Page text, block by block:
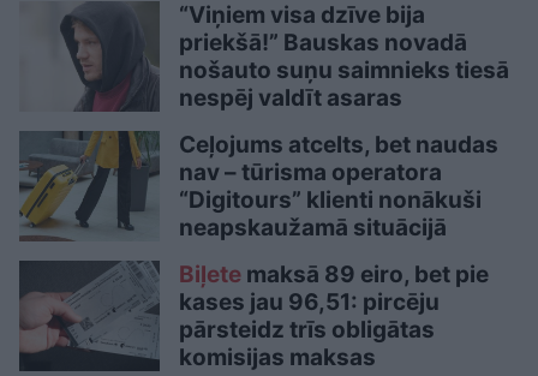
“Viņiem visa dzīve bija
priekšā!” Bauskas novadā
nošauto suņu saimnieks tiesā
nespēj valdīt asaras
Ceļojums atcelts, bet naudas
nav – tūrisma operatora
“Digitours” klienti nonākuši
neapskaužamā situācijā
Biļete maksā 89 eiro, bet pie
kases jau 96,51: pircēju
pārsteidz trīs obligātas
komisijas maksas